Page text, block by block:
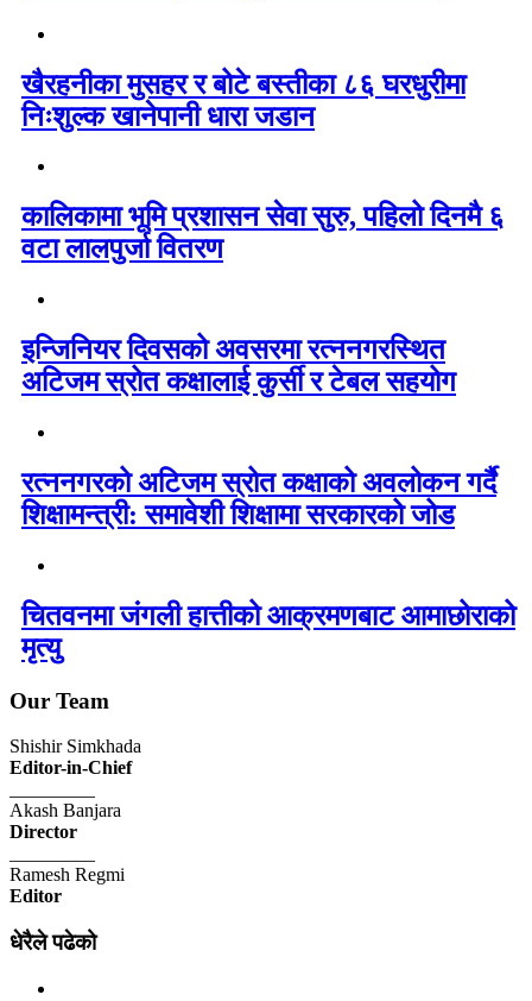
खैरहनीका मुसहर र बोटे बस्तीका ८६ घरधुरीमा
निःशुल्क खानेपानी धारा जडान
कालिकामा भूमि प्रशासन सेवा सुरु, पहिलो दिनमै ६
वटा लालपुर्जा वितरण
इन्जिनियर दिवसको अवसरमा रत्ननगरस्थित
अटिजम स्रोत कक्षालाई कुर्सी र टेबल सहयोग
रत्ननगरको अटिजम स्रोत कक्षाको अवलोकन गर्दै
शिक्षामन्त्री: समावेशी शिक्षामा सरकारको जोड
चितवनमा जंगली हात्तीको आक्रमणबाट आमाछोराको
मृत्यु
Our Team
Shishir Simkhada
Editor-in-Chief
Akash Banjara
Director
Ramesh Regmi
Editor
धेरैले पढेको